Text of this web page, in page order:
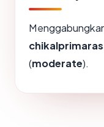
(moderate).